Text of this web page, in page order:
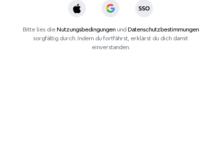
Bitte lies die Nutzungsbedingungenund Datenschutzbestimmungen
sorgfältig durch. Indem du fortfährst, erklärst du dich damit
einverstanden.